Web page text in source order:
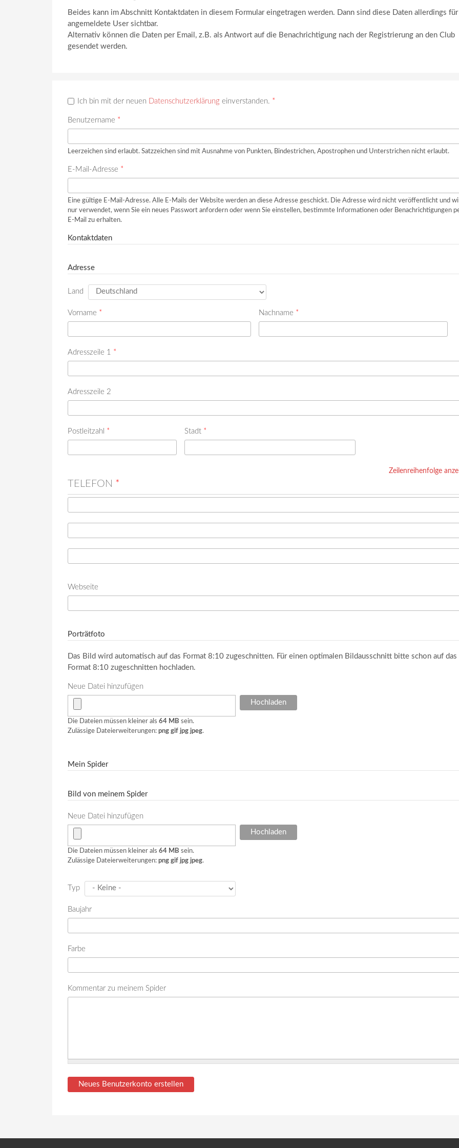
Beides kann im Abschnitt Kontaktdaten in diesem Formular eingetragen werden. Dann sind diese Daten allerdings für
angemeldete User sichtbar.
Alternativ können die Daten per Email, z.B. als Antwort auf die Benachrichtigung nach der Registrierung an den Club
gesendet werden.
Ich bin mit der neuen Datenschutzerklärung einverstanden. *
Benutzername *
Leerzeichen sind erlaubt. Satzzeichen sind mit Ausnahme von Punkten, Bindestrichen, Apostrophen und Unterstrichen nicht erlaubt.
E-Mail-Adresse *
Eine gültige E-Mail-Adresse. Alle E-Mails der Website werden an diese Adresse geschickt. Die Adresse wird nicht veröffentlicht und
nur verwendet, wenn Sie ein neues Passwort anfordern oder wenn Sie einstellen, bestimmte Informationen oder Benachrichtigungen
E-Mail zu erhalten.
Kontaktdaten
Adresse
Land
Vorname * Nachname *
Adresszeile 1 *
Adresszeile 2
Postleitzahl * Stadt *
Zeilenreihenfolge
TELEFON *
Webseite
Porträtfoto
Das Bild wird automatisch auf das Format 8:10 zugeschnitten. Für einen optimalen Bildausschnitt bitte schon auf das
Format 8:10 zugeschnitten hochladen.
Neue Datei hinzufügen
Die Dateien müssen kleiner als 64 MB sein.
Zulässige Dateierweiterungen: png gif jpg jpeg.
Mein Spider
Bild von meinem Spider
Neue Datei hinzufügen
Die Dateien müssen kleiner als 64 MB sein.
Zulässige Dateierweiterungen: png gif jpg jpeg.
Typ
Baujahr
Farbe
Kommentar zu meinem Spider